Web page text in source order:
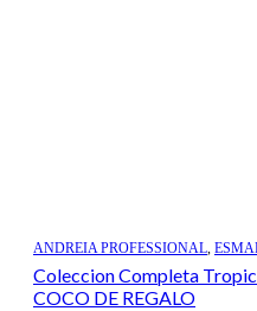
ANDREIA PROFESSIONAL,
Coleccion Completa
COCO DE REGALO